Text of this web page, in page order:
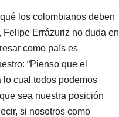
los colombianos deben
Errázuriz no duda en
como país es
“Pienso que el
cual todos podemos
sea nuestra posición
si nosotros como